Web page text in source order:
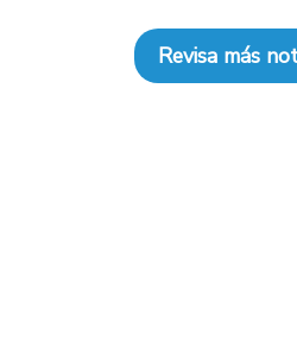
Revisa más